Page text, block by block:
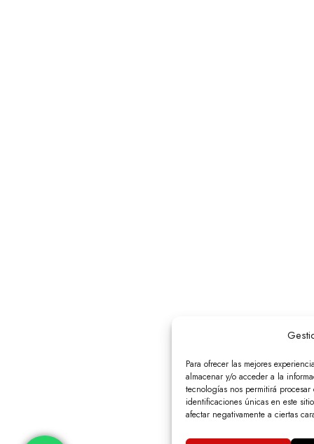
Para ofrecer las mejores
almacenar y/o acceder a la
tecnologías nos permitirá
identificaciones únicas en este
afectar negativamente a ciertas